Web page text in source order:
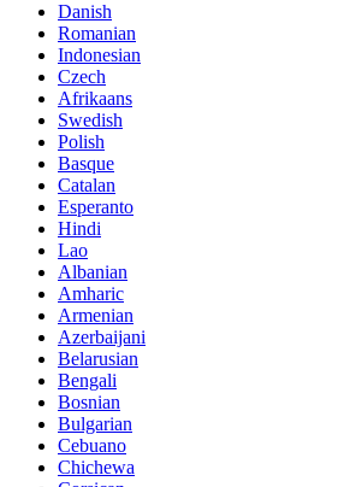
Danish
Romanian
Indonesian
Czech
Afrikaans
Swedish
Polish
Basque
Catalan
Esperanto
Hindi
Lao
Albanian
Amharic
Armenian
Azerbaijani
Belarusian
Bengali
Bosnian
Bulgarian
Cebuano
Chichewa